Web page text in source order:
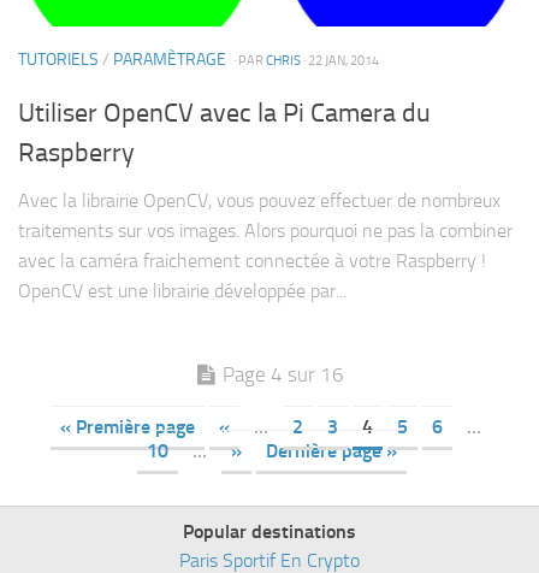
TUTORIELS / PARAMÈTRAGE · PAR CHRIS · 22 JAN, 2014
Utiliser OpenCV avec la Pi Camera du
Raspberry
Avec la librairie OpenCV, vous pouvez effectuer de nombreux
traitements sur vos images. Alors pourquoi ne pas la combiner
avec la caméra fraichement connectée à votre Raspberry !
OpenCV est une librairie développée par...
Page 4 sur 16
« Première page « … 2 3 4 5 6
…
10
… » Dernière page »
Popular destinations
Paris Sportif En Crypto